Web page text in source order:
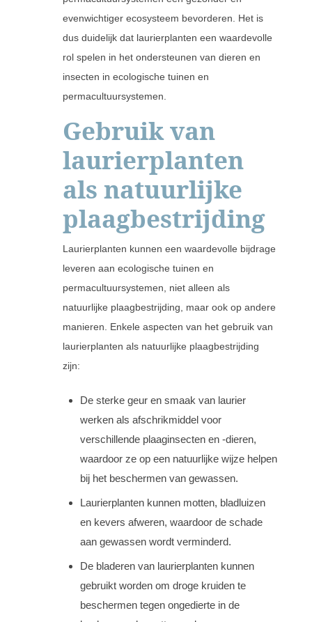
evenwichtiger ecosysteem bevorderen. Het is
dus duidelijk dat laurierplanten een waardevolle
rol spelen in het ondersteunen van dieren en
insecten in ecologische tuinen en
permacultuursystemen.
Gebruik van
laurierplanten
als natuurlijke
plaagbestrijding
Laurierplanten kunnen een waardevolle bijdrage
leveren aan ecologische tuinen en
permacultuursystemen, niet alleen als
natuurlijke plaagbestrijding, maar ook op andere
manieren. Enkele aspecten van het gebruik van
laurierplanten als natuurlijke plaagbestrijding
zijn:
De sterke geur en smaak van laurier
werken als afschrikmiddel voor
verschillende plaaginsecten en -dieren,
waardoor ze op een natuurlijke wijze helpen
bij het beschermen van gewassen.
Laurierplanten kunnen motten, bladluizen
en kevers afweren, waardoor de schade
aan gewassen wordt verminderd.
De bladeren van laurierplanten kunnen
gebruikt worden om droge kruiden te
beschermen tegen ongedierte in de